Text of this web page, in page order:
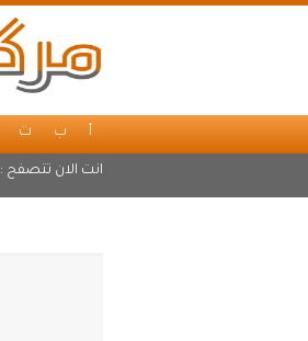
أ ب ت
انت الان تتصفح :